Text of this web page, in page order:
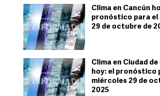
Clima en Cancún
pronóstico para el
29 de octubre de
Clima en Ciudad
hoy: el pronóstico
miércoles 29 de
2025